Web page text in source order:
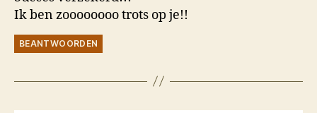
Ik ben zoooooooo trots op je!!
BEANTWOORDEN